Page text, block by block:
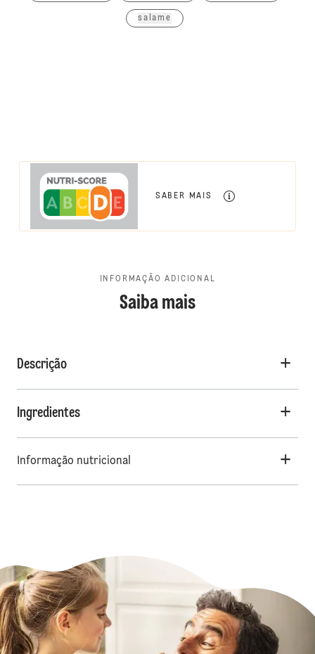
salame
SABER MAIS
INFORMAÇÃO ADICIONAL
Saiba mais
Descrição
Ingredientes
Informação nutricional